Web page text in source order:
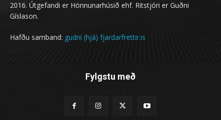
2016. Útgefandi er Hönnunarhúsið ehf. Ritstjóri er Guðni
Gíslason.
Hafðu samband: gudni (hjá) fjardarfrettir.is
Fylgstu með